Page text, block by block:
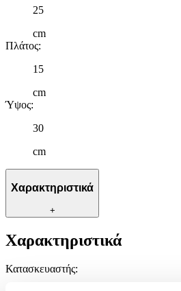
25
cm
Πλάτος:
15
cm
Ύψος:
30
cm
Χαρακτηριστικά
+
Χαρακτηριστικά
Κατασκευαστής: